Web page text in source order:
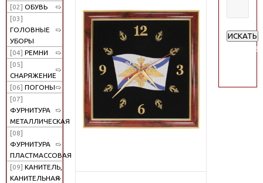
[02] ОБУВЬ
[03]
ГОЛОВНЫЕ
УБОРЫ
[04] РЕМНИ
[05]
СНАРЯЖЕНИЕ
[06] ПОГОНЫ
[07]
ФУРНИТУРА
МЕТАЛЛИЧЕСКАЯ
[08]
ФУРНИТУРА
ПЛАСТМАССОВАЯ
[09] КАНИТЕЛЬ,
КАНИТЕЛЬНАЯ
ИСКАТЬ